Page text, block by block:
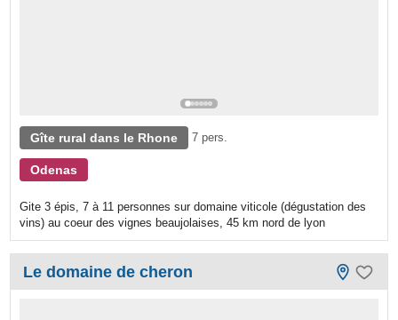
Gîte rural dans le Rhone 7 pers.
Odenas
Gite 3 épis, 7 à 11 personnes sur domaine viticole (dégustation des
vins) au coeur des vignes beaujolaises, 45 km nord de lyon
Le domaine de cheron